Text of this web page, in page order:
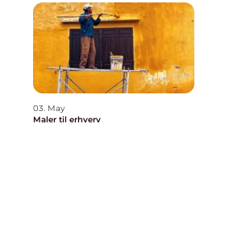
03. May
Maler til erhverv